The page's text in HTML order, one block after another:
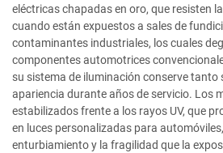
eléctricas chapadas en oro, que resisten
cuando están expuestos a sales de
contaminantes industriales, los cuales
componentes automotrices
su sistema de iluminación conserve
apariencia durante años de servicio. Los
estabilizados frente a los rayos UV, que
en luces personalizadas para
enturbiamiento y la fragilidad que la